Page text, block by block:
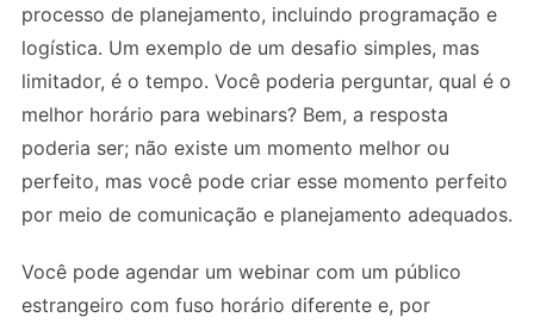
processo de planejamento, incluindo programação e
logística. Um exemplo de um desafio simples, mas
limitador, é o tempo. Você poderia perguntar, qual é o
melhor horário para webinars? Bem, a resposta
poderia ser; não existe um momento melhor ou
perfeito, mas você pode criar esse momento perfeito
por meio de comunicação e planejamento adequados.
Você pode agendar um webinar com um público
estrangeiro com fuso horário diferente e, por